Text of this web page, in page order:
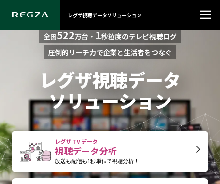
レグザ視聴データソリューション
全国522万台・ 1秒粒度のテレビ視聴ログ
圧倒的リーチ力で企業と生活者をつなぐ
レグザ視聴データ
ソリューション
レグザ TV データ
視聴データ分析
放送も配信も1秒単位で視聴分析！